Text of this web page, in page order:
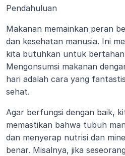
Pendahuluan
Makanan memainkan peran
dan kesehatan manusia. Ini
kita butuhkan untuk
Mengonsumsi makanan
hari adalah cara yang
sehat.
Agar berfungsi dengan baik,
memastikan bahwa tubuh
dan menyerap nutrisi dan
benar. Misalnya, jika